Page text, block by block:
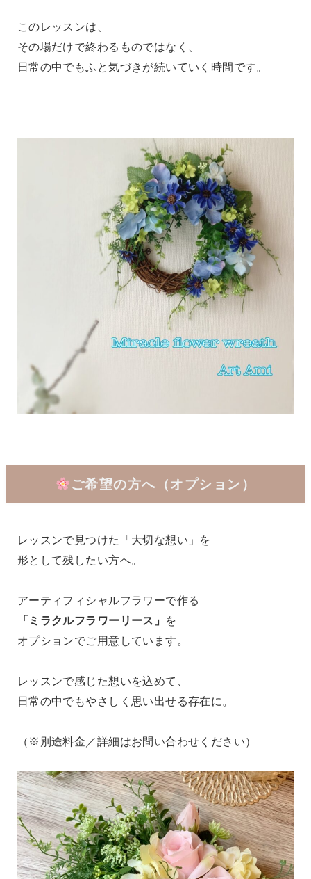
このレッスンは、
その場だけで終わるものではなく、
日常の中でもふと気づきが続いていく時間です。
ご希望の方へ（オプション）
レッスンで見つけた「大切な想い」を
形として残したい方へ。
アーティフィシャルフラワーで作る
「ミラクルフラワーリース」 を
オプションでご用意しています。
レッスンで感じた想いを込めて、
日常の中でもやさしく思い出せる存在に。
（※別途料金／詳細はお問い合わせください）